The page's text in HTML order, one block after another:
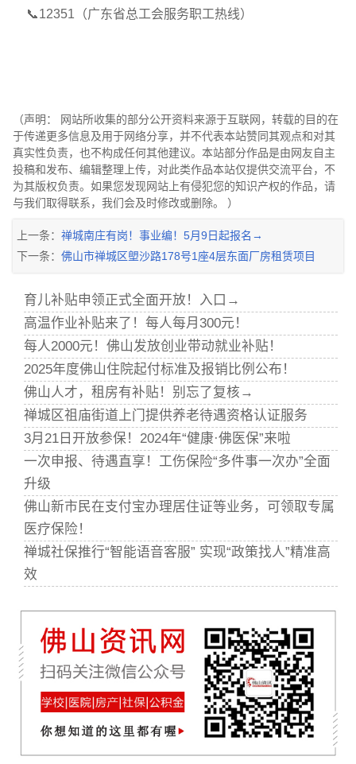
📞12351（广东省总工会服务职工热线）
（声明： 网站所收集的部分公开资料来源于互联网，转载的目的在
于传递更多信息及用于网络分享，并不代表本站赞同其观点和对其
真实性负责，也不构成任何其他建议。本站部分作品是由网友自主
投稿和发布、编辑整理上传，对此类作品本站仅提供交流平台，不
为其版权负责。如果您发现网站上有侵犯您的知识产权的作品，请
与我们取得联系，我们会及时修改或删除。 ）
上一条： 禅城南庄有岗！事业编！5月9日起报名→
下一条： 佛山市禅城区塱沙路178号1座4层东面厂房租赁项目
育儿补贴申领正式全面开放！入口→
高温作业补贴来了！每人每月300元！
每人2000元！佛山发放创业带动就业补贴！
2025年度佛山住院起付标准及报销比例公布！
佛山人才，租房有补贴！别忘了复核→
禅城区祖庙街道上门提供养老待遇资格认证服务
3月21日开放参保！2024年“健康·佛医保”来啦
一次申报、待遇直享！工伤保险“多件事一次办”全面
升级
佛山新市民在支付宝办理居住证等业务，可领取专属
医疗保险！
禅城社保推行“智能语音客服” 实现“政策找人”精准高
效